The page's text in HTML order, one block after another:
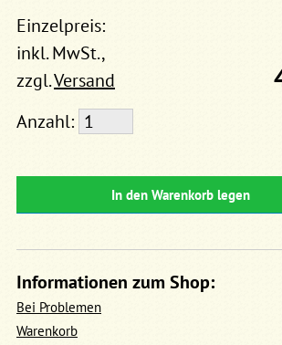
Einzelpreis:
inkl. MwSt.,
zzgl.Versand
Anzahl:
In den Warenkorb legen
Informationen zum Shop:
Bei Problemen
Warenkorb